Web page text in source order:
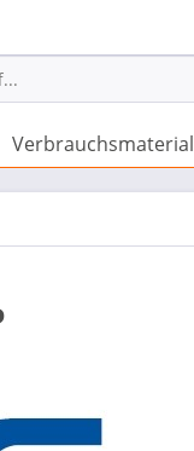
Verbrauchsmaterial